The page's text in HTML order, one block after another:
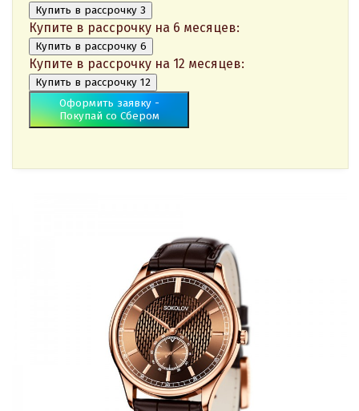
Купить в рассрочку 3
Купите в рассрочку на 6 месяцев:
Купить в рассрочку 6
Купите в рассрочку на 12 месяцев:
Купить в рассрочку 12
Оформить заявку -
Покупай со Сбером